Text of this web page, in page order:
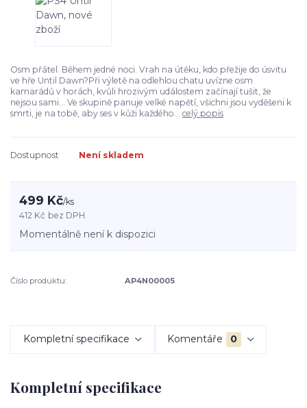
Osm přátel. Během jedné noci. Vrah na útěku, kdo přežije do úsvitu
ve hře Until Dawn?Při výletě na odlehlou chatu uvízne osm
kamarádů v horách, kvůli hrozivým událostem začínají tušit, že
nejsou sami... Ve skupině panuje velké napětí, všichni jsou vyděšeni k
smrti, je na tobě, aby ses v kůži každého... celý popis
Dostupnost Není skladem
499 Kč/ks
412 Kč bez DPH
Momentálně není k dispozici
Číslo produktu: AP4N00005
Kompletní specifikace Komentáře 0
Kompletní specifikace